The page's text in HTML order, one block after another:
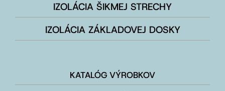
IZOLÁCIA ŠIKMEJ STRECHY
IZOLÁCIA ZÁKLADOVEJ DOSKY
KATALÓG VÝROBKOV